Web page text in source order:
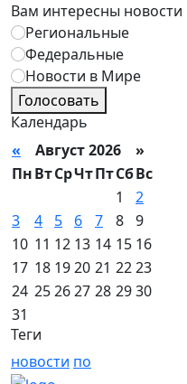
Вам интересны новости
Региональные
Федеральные
Новости в Мире
Голосовать
Календарь
« Август 2026 »
ПнВтСрЧтПтСбВс
1
2
3
4 5 6 7 8 9
10 11 12 13 14 15 16
17 18 1920 21 2223
24 252627 28 2930
31
Теги
новости по